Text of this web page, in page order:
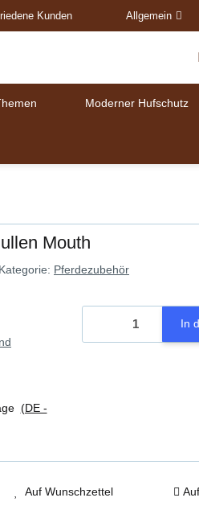
Kunden Allgemein
Moderner Hufschutz
Mouth
Kategorie: Pferdezubehör
(DE -
In
Auf Wunschzettel